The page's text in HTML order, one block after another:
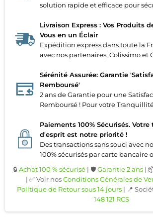
solution rapide et efficace pour
Livraison Express : Vos Produits
Vous en un Éclair
Expédition express dans toute la
avec nos partenaires, Colissimo et
Sérénité Assurée: Garantie
Remboursé'
2 ans de Garantie pour une
Remboursé ! Pour votre
Paiements 100% Sécurisés.
d'esprit est notre priorité !
Des transactions sans souci avec
100% sécurisés par carte bancaire
🔒 Achat 100 % sécurisé | 🛡️Garantie 2 ans |
| ✅ Voir nosConditions Générales de
Politique de Retour sous 14 jours | 📍
148 121 RCS